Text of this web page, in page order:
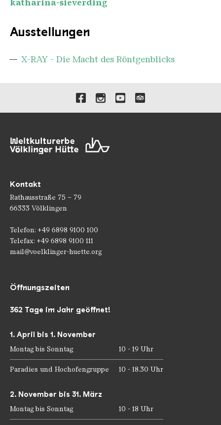
katharina-sieverding
Ausstellungen
X-RAY - Die Macht des Röntgenblicks
Verlinkungen zu unseren
Kontakt
Rathausstraße 75 – 79
66333 Völklingen
Telefon: +49 6898 9100 100
Telefax: +49 6898 9100 111
mail@voelklinger-huette.org
Öffnungszeiten
362 Tage im Jahr geöffnet!
1. April bis 1. November
Montag bis Sonntag 10 - 19 Uhr
Paradies und Hochofengruppe 10 - 18.30 Uhr
2. November bis 31. März
Montag bis Sonntag 10 - 18 Uhr